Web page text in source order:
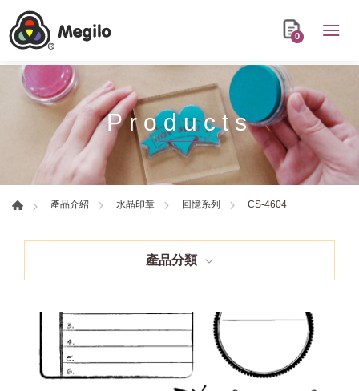
0
Products
產品介紹 水晶印章 回憶系列 CS-4604
產品分類